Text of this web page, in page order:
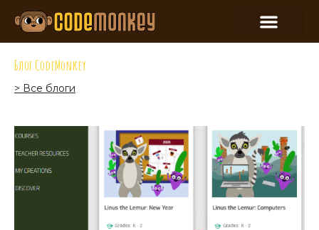
Блог CodeMonkey
> Все блоги